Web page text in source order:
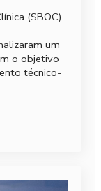
(SBOC)
um
o objetivo
técnico-